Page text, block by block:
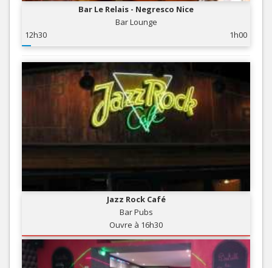
Bar Le Relais - Negresco Nice
Bar Lounge
12h30
1h00
Jazz Rock Café
Bar Pubs
Ouvre à 16h30